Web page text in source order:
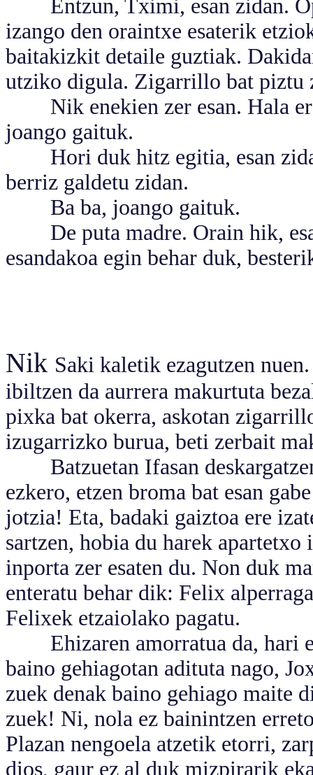
Entzun, Tximi, esan zidan.
izango den oraintxe esaterik
baitakizkit detaile guztiak.
utziko digula. Zigarrillo bat piztu
Nik enekien zer esan. Hala
joango gaituk.
Hori duk hitz egitia, esan
berriz galdetu zidan.
Ba ba, joango gaituk.
De puta madre. Orain hik,
esandakoa egin behar duk,
Nik Saki kaletik ezagutzen
ibiltzen da aurrera makurtuta
pixka bat okerra, askotan
izugarrizko burua, beti zerbait
Batzuetan Ifasan
ezkero, etzen broma bat esan
jotzia! Eta, badaki gaiztoa ere
sartzen, hobia du harek
inporta zer esaten du. Non duk
enteratu behar dik: Felix
Felixek etzaiolako pagatu.
Ehizaren amorratua da, hari
baino gehiagotan adituta nago,
zuek denak baino gehiago maite
zuek! Ni, nola ez bainintzen
Plazan nengoela atzetik etorri,
dios, gaur ez al duk mizpirarik